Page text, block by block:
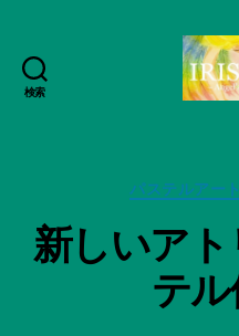
検索
パステルアート
新しいア
テル